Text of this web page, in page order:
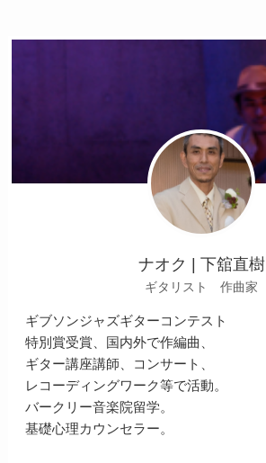
ナオク | 下舘直樹
ギタリスト 作曲家
ギブソンジャズギターコンテスト
特別賞受賞、国内外で作編曲、
ギター講座講師、コンサート、
レコーディングワーク等で活動。
バークリー音楽院留学。
基礎心理カウンセラー。